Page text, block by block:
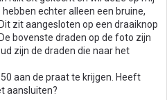
echter alleen een bruine,
zit aangesloten op een draaiknop
bovenste draden op de foto zijn
zijn de draden die naar het
aan de praat te krijgen. Heeft
aansluiten?